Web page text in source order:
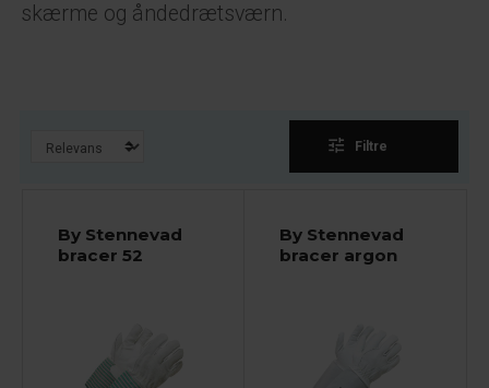
skærme og åndedrætsværn.
tune Filtre
By Stennevad
bracer 52
By Stennevad
bracer argon